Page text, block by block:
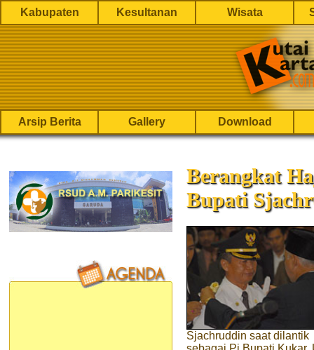
Kabupaten Kesultanan Wisata
Arsip Berita Gallery Download
Berangkat
Bupati
Sjachruddin saat dilantik